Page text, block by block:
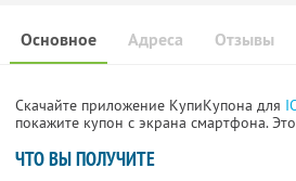
Основное Отзывы
Адреса
Скачайте приложение КупиКупона для
покажите купон с экрана смартфона.
ЧТО ВЫ ПОЛУЧИТЕ